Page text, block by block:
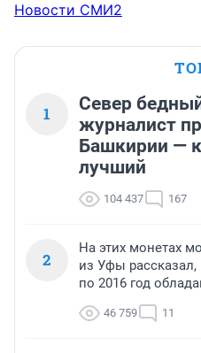
Новости СМИ2
1
Север
журналист
Башкирии —
лучший
104 437 167
2
На этих монетах
из Уфы рассказал,
по 2016 год
46 759 11